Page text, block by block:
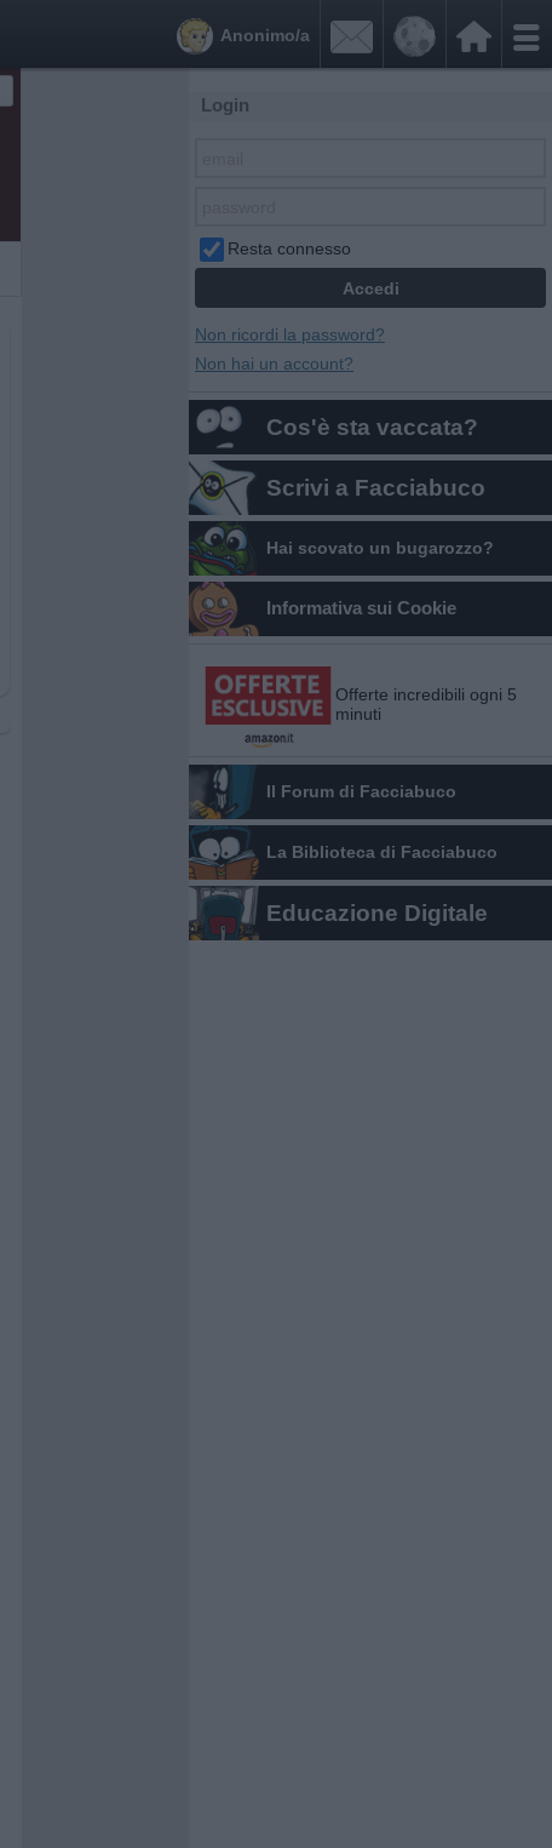


Anonimo/a
Login
Resta connesso
Non ricordi la password?
Non hai un account?
Cos'è sta vaccata?
Scrivi a Facciabuco
Hai scovato un bugarozzo?
Informativa sui Cookie
Offerte incredibili ogni 5
minuti
Il Forum di Facciabuco
La Biblioteca di Facciabuco
Educazione Digitale